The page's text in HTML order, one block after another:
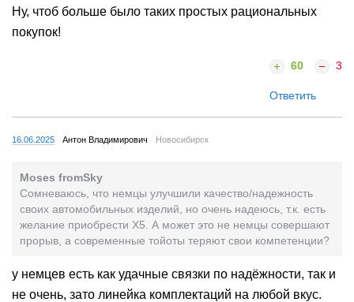
Ну, чтоб больше было таких простых рациональных
покупок!
60 3
Ответить
16.06.2025 Антон Владимирович Новосибирск
Moses fromSky
Сомневаюсь, что немцы улучшили качество/надежность
своих автомобильных изделий, но очень надеюсь, т.к. есть
желание приобрести X5. А может это не немцы совершают
прорыв, а современные тойоты теряют свои компетенции?
у немцев есть как удачные связки по надёжности, так и
не очень, зато линейка комплектаций на любой вкус.